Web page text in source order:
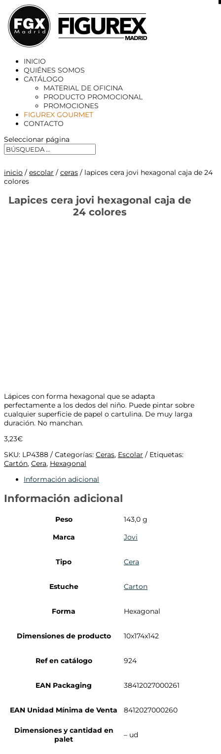
INICIO
QUIÉNES SOMOS
CATÁLOGO
MATERIAL DE OFICINA
PRODUCTO PROMOCIONAL
PROMOCIONES
FIGUREX GOURMET
CONTACTO
Seleccionar página
inicio / escolar / ceras / lapices cera jovi hexagonal caja de 24
colores
Lapices cera jovi hexagonal caja de
24 colores
Lápices con forma hexagonal que se adapta
perfectamente a los dedos del niño. Puede pintar sobre
cualquier superficie de papel o cartulina. De muy larga
duración. No manchan.
3,23€
SKU: LP4388 Categorías: Ceras, Escolar
Etiquetas:
Cartón, Cera, Hexagonal
Información adicional
Información adicional
Peso
143,0 g
Marca
Jovi
Tipo Cera
Estuche Carton
Forma Hexagonal
Dimensiones de producto 10x174x142
Ref en catálogo 924
EAN Packaging 38412027000261
EAN Unidad Mínima de Venta 8412027000260
Dimensiones y cantidad en
palet
– ud